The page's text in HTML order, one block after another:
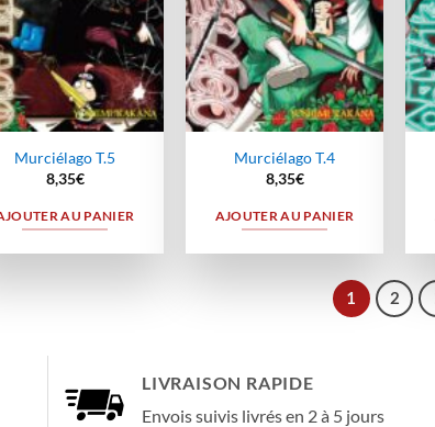
Murciélago T.5
8,35€
AU PANIER
Murciélago T.4
8,35€
AJOUTER AU PANIER
1 2
LIVRAISON RAPIDE
Envois suivis livrés en 2 à 5 jours